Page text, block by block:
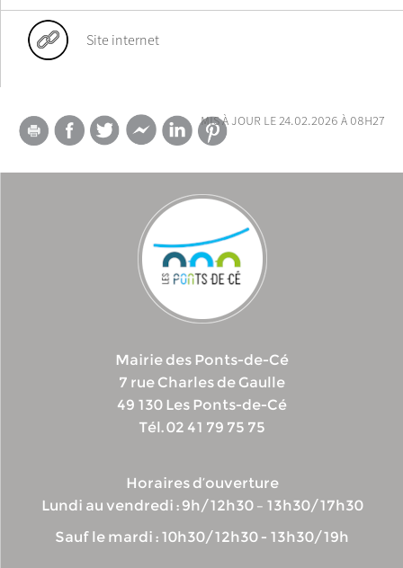
Site internet
mis à jour le 24.02.2026 à 08h27
Mairie des Ponts-de-Cé
7 rue Charles de Gaulle
49 130 Les Ponts-de-Cé
Tél. 02 41 79 75 75
Horaires d’ouverture
Lundi au vendredi : 9h/12h30 – 13h30/17h30
Sauf le mardi : 10h30/12h30 - 13h30/19h